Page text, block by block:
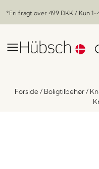
*Fri fragt over 499 DKK / Kun 1-
Forside/ Boligtilbehør/